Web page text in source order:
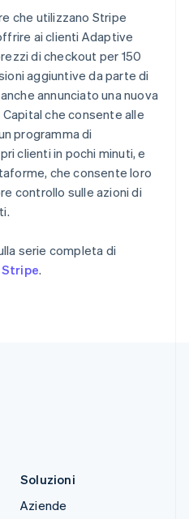
che utilizzano Stripe
ai clienti Adaptive
di checkout per 150
aggiuntive da parte di
annunciato una nuova
che consente alle
programma di
clienti in pochi minuti, e
che consente loro
controllo sulle azioni di
serie completa di
.
Soluzioni
Aziende